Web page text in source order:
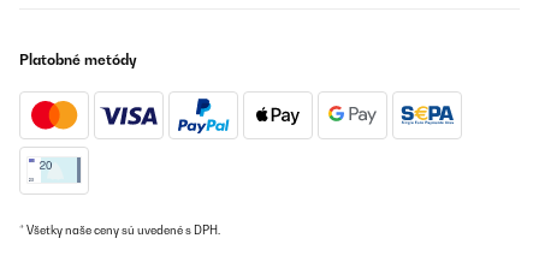
Platobné metódy
* Všetky naše ceny sú uvedené s DPH.